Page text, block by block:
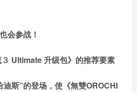
会参战！
３ Ultimate 升级包》的推荐要素
迪斯”的登场，使《無雙OROCHI